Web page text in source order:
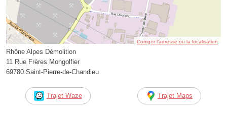
Corriger l’adresse ou la localisation
Rhône Alpes Démolition
11 Rue Frères Mongolfier
69780 Saint-Pierre-de-Chandieu
Trajet Waze Trajet Maps